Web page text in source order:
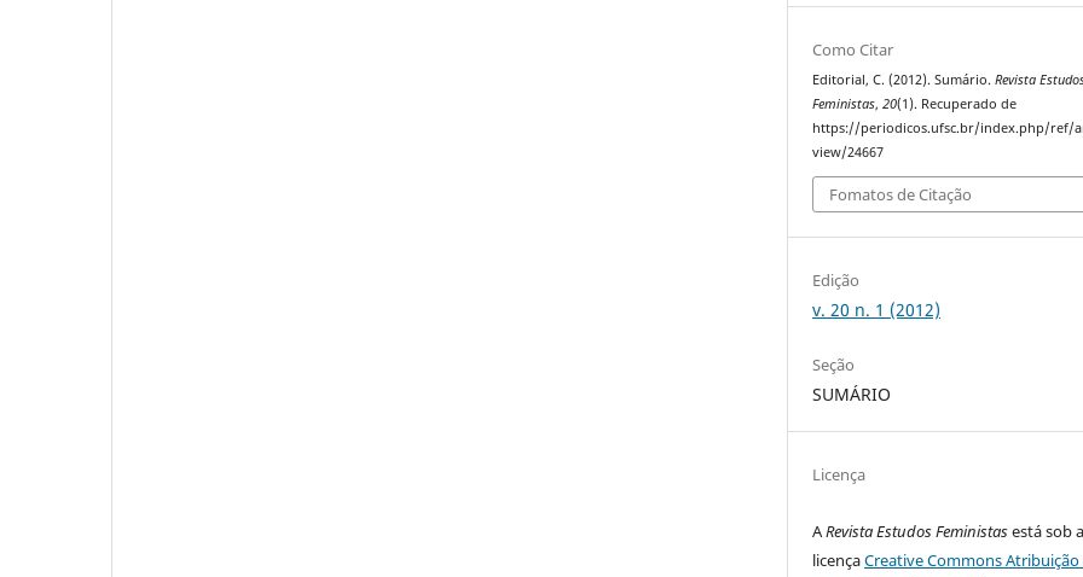
Como Citar
Editorial, C. (2012). Sumário.Revista
Feministas,20(1). Recuperado de
https://periodicos.ufsc.br/index.php/ref/
view/24667
Fomatos de Citação
Edição
v. 20 n. 1 (2012)
Seção
SUMÁRIO
Licença
ARevista Estudos Feministasestá sob a
licençaCreative Commons Atribuição